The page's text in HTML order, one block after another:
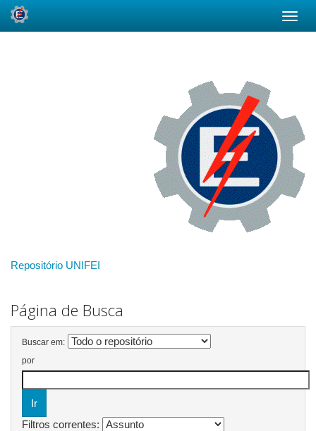
Repositório UNIFEI
Página de Busca
Buscar em:
por
Filtros correntes: